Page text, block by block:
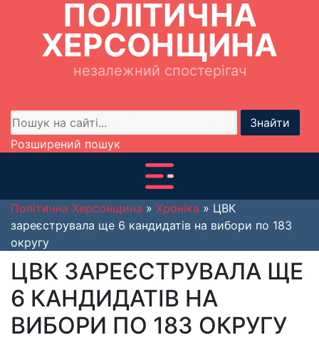
ПОЛІТИЧНА
ХЕРСОНЩИНА
незалежний спостерігач
Знайти
Розширений пошук
Політична Херсонщина » Хроніка » ЦВК
зареєструвала ще 6 кандидатів на вибори по 183
округу
ЦВК ЗАРЕЄСТРУВАЛА ЩЕ
6 КАНДИДАТІВ НА
ВИБОРИ ПО 183 ОКРУГУ